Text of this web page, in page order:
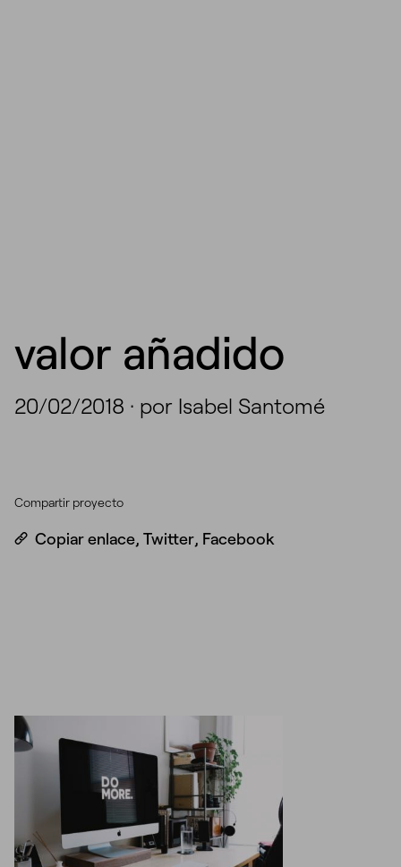
valor añadido
20/02/2018 · por Isabel Santomé
Compartir proyecto
Copiar enlace, Twitter, Facebook